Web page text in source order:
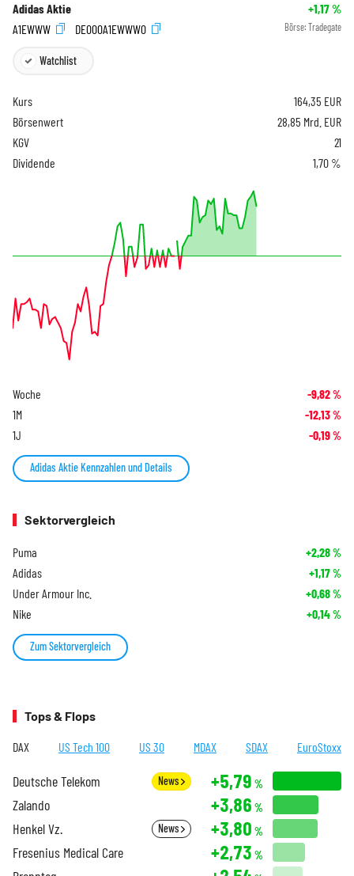
Adidas Aktie +1,17%
A1EWWW
DE000A1EWWW0 Börse: Tradegate
Watchlist
Kurs 164,35 EUR
Börsenwert
28,85 Mrd. EUR
KGV
21
Dividende
1,70 %
Woche -9,82%
1M -12,13%
1J -0,19%
Adidas Aktie Kennzahlen und Details
Sektorvergleich
Puma +2,28%
Adidas +1,17%
Under Armour Inc. +0,68%
Nike +0,14%
Zum Sektorvergleich
Tops & Flops
DAX US Tech 100 US 30 MDAX SDAX EuroStoxx
Deutsche Telekom News +5,79 %
Zalando +3,86 %
Henkel Vz. News +3,80 %
Fresenius Medical Care +2,73 %